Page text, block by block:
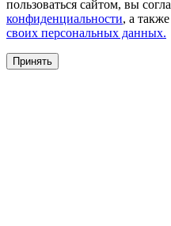
пользоваться сайтом, вы
конфиденциальности, а
своих персональных данных.
Принять